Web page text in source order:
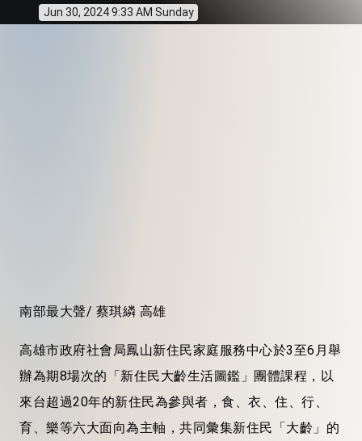
Jun 30, 2024 9:33 AM Sunday
南部最大聲/ 蔡琪繗 高雄
高雄市政府社會局鳳山新住民家庭服務中心於3至6月舉
辦為期8場次的「新住民大齡生活圖鑑」團體課程，以
來台超過20年的新住民為參與者，食、衣、住、行、
育、樂等六大面向為主軸，共同彙集新住民「大齡」的